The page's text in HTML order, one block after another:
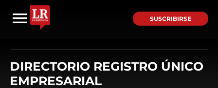
SUSCRIBIRSE
DIRECTORIO REGISTRO ÚNICO
EMPRESARIAL